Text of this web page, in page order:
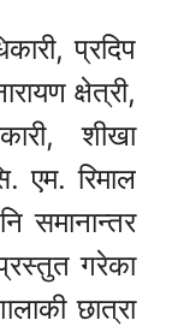
प्रदिप
क्षेत्री,
शीखा
एम. रिमाल
समानान्तर
गरेका
छात्रा